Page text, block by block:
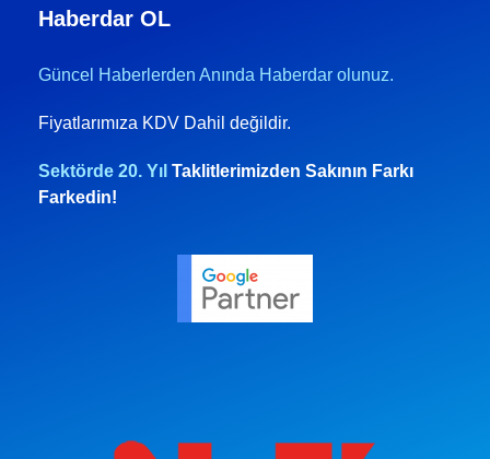
Haberdar OL
Güncel Haberlerden Anında Haberdar olunuz.
Fiyatlarımıza KDV Dahil değildir.
Sektörde 20. Yıl Taklitlerimizden Sakının Farkı
Farkedin!